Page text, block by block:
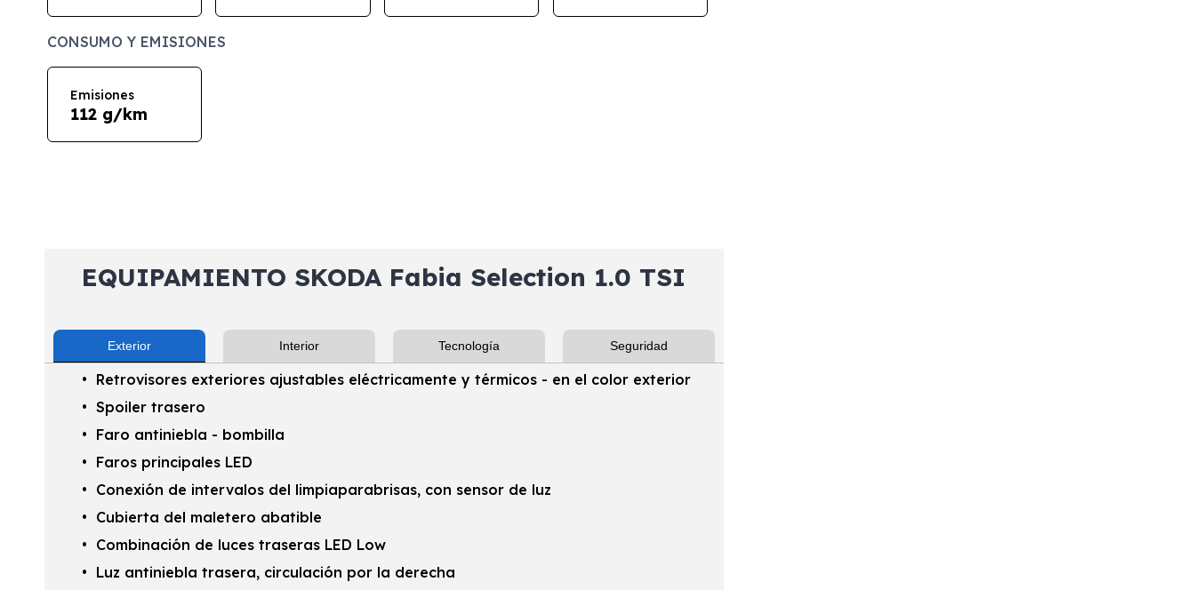
CONSUMO Y EMISIONES
Emisiones
112 g/km
EQUIPAMIENTO SKODA Fabia Selection 1.0 TSI
Exterior Interior Tecnología Seguridad
Retrovisores exteriores ajustables eléctricamente y térmicos - en el color exterior
Spoiler trasero
Faro antiniebla - bombilla
Faros principales LED
Conexión de intervalos del limpiaparabrisas, con sensor de luz
Cubierta del maletero abatible
Combinación de luces traseras LED Low
Luz antiniebla trasera, circulación por la derecha